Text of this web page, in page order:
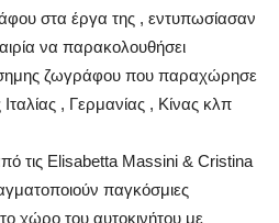
στα έργα της , εντυπωσίασαν
να παρακολουθήσει
ζωγράφου που παραχώρησε
, Γερμανίας , Κίνας κλπ
τις Elisabetta Massini & Cristina
παγκόσμιες
χώρο του αυτοκινήτου με